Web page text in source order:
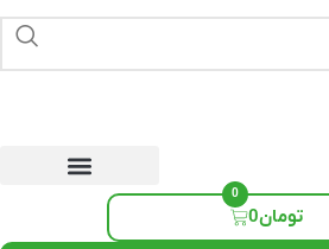
تومان0
0